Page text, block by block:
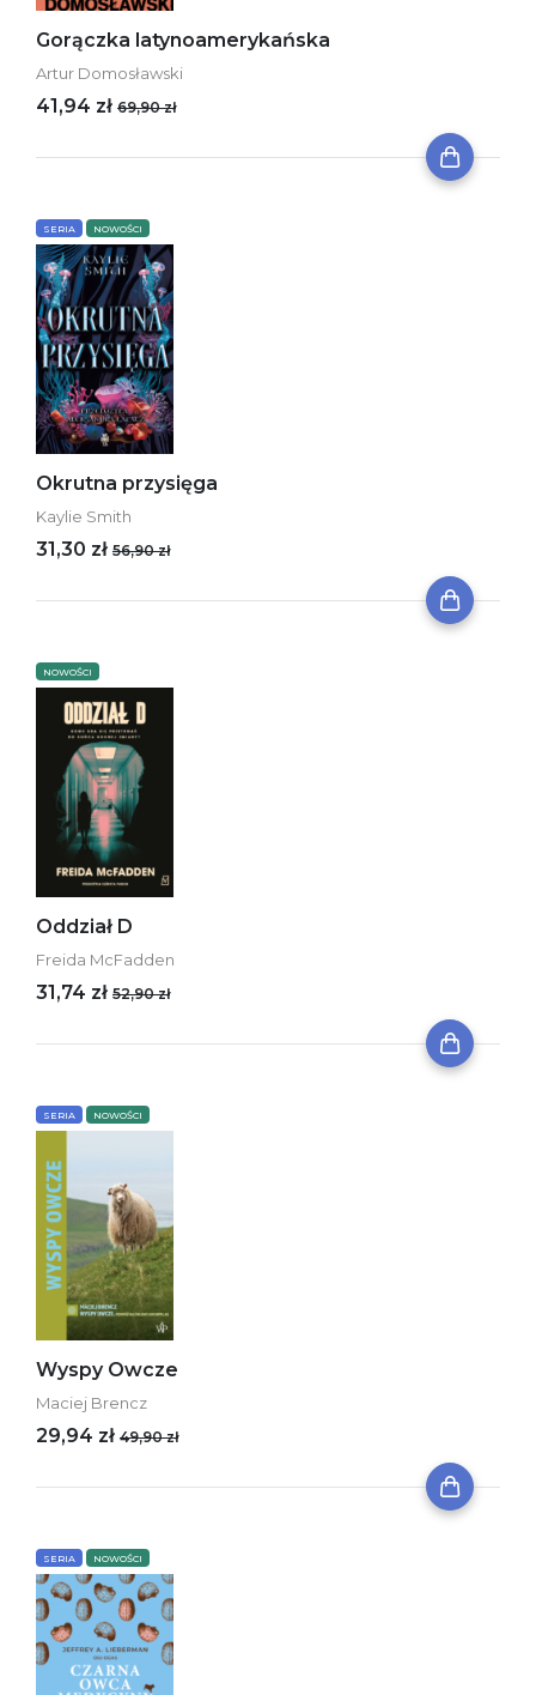
Gorączka latynoamerykańska
Artur Domosławski
41,94 zł 69,90 zł
SERIA NOWOŚCI
Okrutna przysięga
Kaylie Smith
31,30 zł 56,90 zł
NOWOŚCI
Oddział D
Freida McFadden
31,74 zł 52,90 zł
SERIA NOWOŚCI
Wyspy Owcze
Maciej Brencz
29,94 zł 49,90 zł
SERIA NOWOŚCI